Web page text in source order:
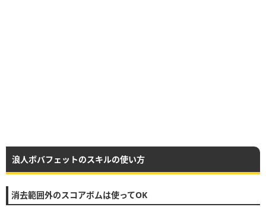
浪人ボバフェットのスキルの使い方
消去範囲外のスコアボムは使ってOK